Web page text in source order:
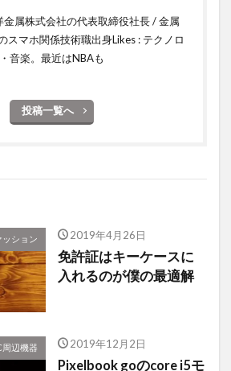
属株式会社の代表取締役社長 / 金属
スマホ関係技術職出身Likes : テクノロ
音楽。最近はNBAも
投稿一覧へ
ッション 2019年4月26日
免許証はキーケースに
入れるのが僕の最適解
周辺機器 2019年12月2日
Pixelbook goのcore i5モ